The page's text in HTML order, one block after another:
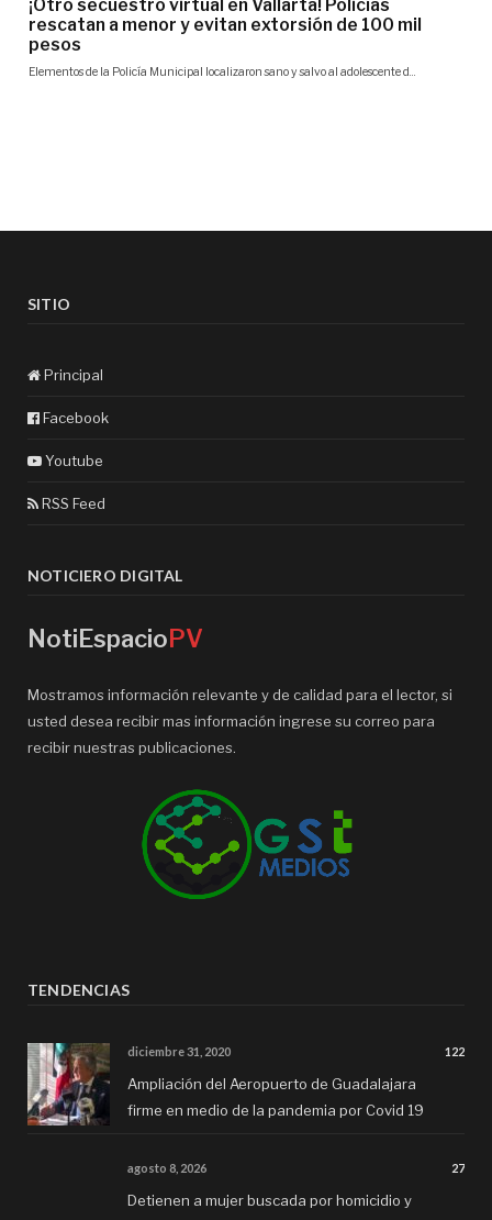
SITIO
Principal
Facebook
Youtube
RSS Feed
NOTICIERO DIGITAL
NotiEspacio PV
Mostramos información relevante y de calidad para el lector, si
usted desea recibir mas información ingrese su correo para
recibir nuestras publicaciones.
TENDENCIAS
diciembre 31, 2020 122
Ampliación del Aeropuerto de Guadalajara
firme en medio de la pandemia por Covid 19
agosto 8, 2026 27
Detienen a mujer buscada por homicidio y